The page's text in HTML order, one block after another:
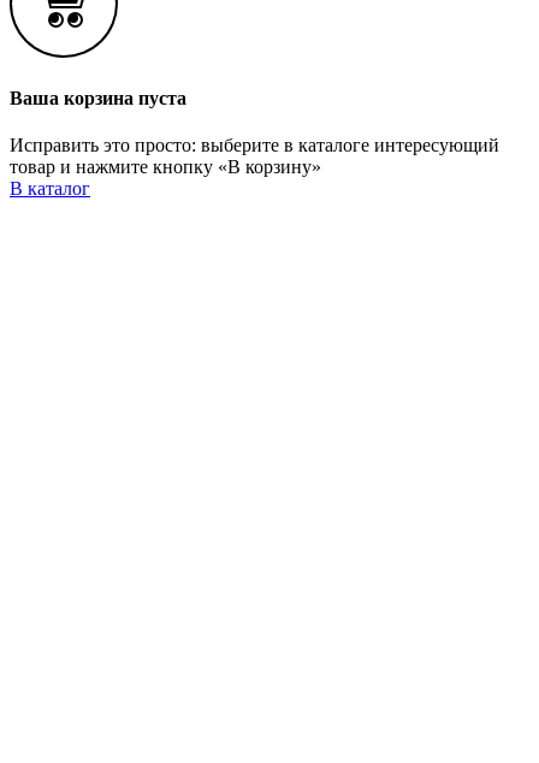
Ваша корзина пуста
Исправить это просто: выберите в каталоге интересующий
товар и нажмите кнопку «В корзину»
В каталог